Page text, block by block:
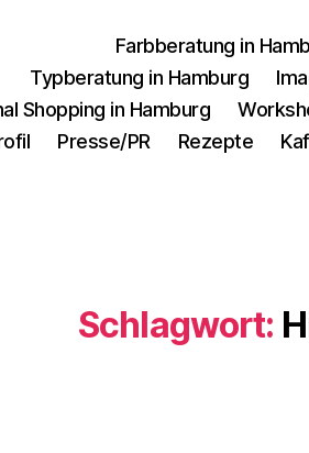
Farbberatung in
Typberatung in Hamburg
Shopping in Hamburg
Presse/PR Rezepte
Schlagwort: